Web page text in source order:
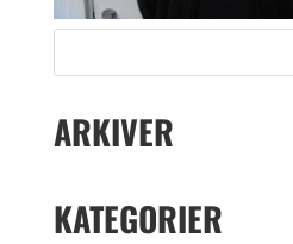
ARKIVER
KATEGORIER